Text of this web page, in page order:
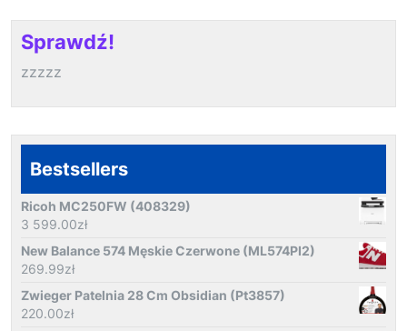
Sprawdź!
zzzzz
Bestsellers
Ricoh MC250FW (408329)
3 599.00zł
New Balance 574 Męskie Czerwone (ML574PI2)
269.99zł
Zwieger Patelnia 28 Cm Obsidian (Pt3857)
220.00zł